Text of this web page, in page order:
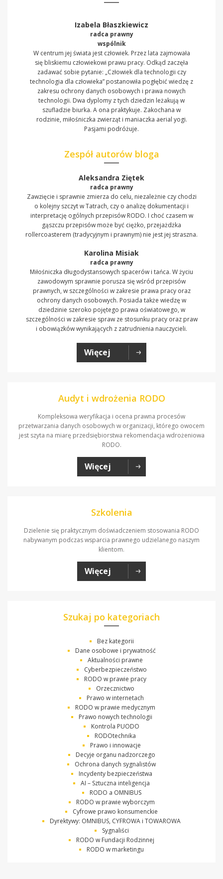
Izabela Błaszkiewicz
radca prawny
wspólnik
W centrum jej świata jest człowiek. Przez lata zajmowała
się bliskiemu człowiekowi prawu pracy. Odkąd zaczęła
zadawać sobie pytanie: „Człowiek dla technologii czy
technologia dla człowieka” postanowiła pogłębić wiedzę z
zakresu ochrony danych osobowych i prawa nowych
technologii. Dwa dyplomy z tych dziedzin leżakują w
szufladzie biurka. A ona praktykuje. Zakochana w
rodzinie, miłośniczka zwierząt i maniaczka aerial yogi.
Pasjami podróżuje.
Zespół autorów bloga
Aleksandra Ziętek
radca prawny
Zawzięcie i sprawnie zmierza do celu, niezależnie czy chodzi
o kolejny szczyt w Tatrach, czy o analizę dokumentacji i
interpretację ogólnych przepisów RODO. I choć czasem w
gąszczu przepisów może być ciężko, przejażdżka
rollercoasterem (tradycyjnym i prawnym) nie jest jej straszna.
Karolina Misiak
radca prawny
Miłośniczka długodystansowych spacerów i tańca. W życiu
zawodowym sprawnie porusza się wśród przepisów
prawnych, w szczególności w zakresie prawa pracy oraz
ochrony danych osobowych. Posiada także wiedzę w
dziedzinie szeroko pojętego prawa oświatowego, w
szczególności w zakresie spraw ze stosunku pracy oraz praw
i obowiązków wynikających z zatrudnienia nauczycieli.
Więcej
Audyt i wdrożenia RODO
Kompleksowa weryfikacja i ocena prawna procesów
przetwarzania danych osobowych w organizacji, którego owocem
jest szyta na miarę przedsiębiorstwa rekomendacja wdrożeniowa
RODO.
Więcej
Szkolenia
Dzielenie się praktycznym doświadczeniem stosowania RODO
nabywanym podczas wsparcia prawnego udzielanego naszym
klientom.
Więcej
Szukaj po kategoriach
Bez kategorii
Dane osobowe i prywatność
Aktualności prawne
Cyberbezpieczeństwo
RODO w prawie pracy
Orzecznictwo
Prawo w internetach
RODO w prawie medycznym
Prawo nowych technologii
Kontrola PUODO
RODOtechnika
Prawo i innowacje
Decyje organu nadzorczego
Ochrona danych sygnalistów
Incydenty bezpieczeństwa
AI – Sztuczna inteligencja
RODO a OMNIBUS
RODO w prawie wyborczym
Cyfrowe prawo konsumenckie
Dyrektywy: OMNIBUS, CYFROWA i TOWAROWA
Sygnaliści
RODO w Fundacji Rodzinnej
RODO w marketingu